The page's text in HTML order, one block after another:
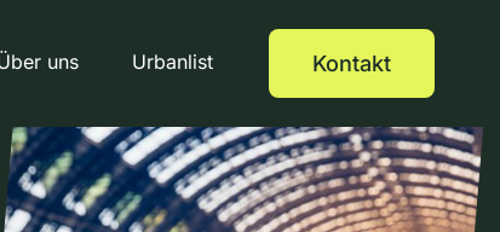
uns Urbanlist Kontakt